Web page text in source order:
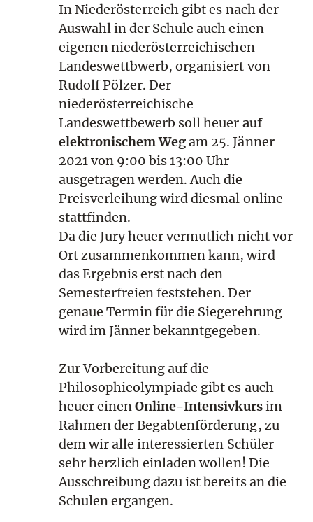
In Niederösterreich gibt es nach der
Auswahl in der Schule auch einen
eigenen niederösterreichischen
Landeswettbwerb, organisiert von
Rudolf Pölzer. Der
niederösterreichische
Landeswettbewerb soll heuer auf
elektronischem Wegam 25. Jänner
2021 von 9:00 bis 13:00 Uhr
ausgetragen werden. Auch die
Preisverleihung wird diesmal online
stattfinden.
Da die Jury heuer vermutlich nicht vor
Ort zusammenkommen kann, wird
das Ergebnis erst nach den
Semesterfreien feststehen. Der
genaue Termin für die Siegerehrung
wird im Jänner bekanntgegeben.
Zur Vorbereitung auf die
Philosophieolympiade gibt es auch
heuer einenOnline-Intensivkursim
Rahmen der Begabtenförderung, zu
dem wir alle interessierten Schüler
sehr herzlich einladen wollen! Die
Ausschreibung dazu ist bereits an die
Schulen ergangen.